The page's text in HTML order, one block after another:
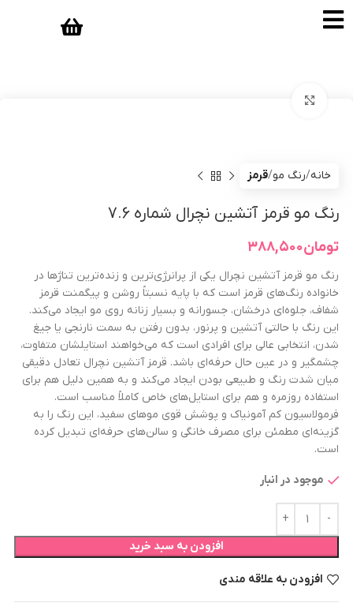
خانه رنگ مو قرمز
رنگ مو قرمز آتشین نچرال شماره 7.6
تومان۳۸۸,۵۰۰
رنگ مو قرمز آتشین نچرال یکی از پرانرژی‌ترین و زنده‌ترین تناژها در
خانواده رنگ‌های قرمز است که با پایه نسبتاً روشن و پیگمنت قرمز
شفاف، جلوه‌ای درخشان، جسورانه و بسیار زنانه روی مو ایجاد می‌کند.
این رنگ با حالتی آتشین و پرنور، بدون رفتن به سمت نارنجی یا جیغ
شدن، انتخابی عالی برای افرادی است که می‌خواهند استایلشان متفاوت،
چشمگیر و در عین حال حرفه‌ای باشد. قرمز آتشین نچرال تعادل دقیقی
میان شدت رنگ و طبیعی بودن ایجاد می‌کند و به همین دلیل هم برای
استفاده روزمره و هم برای استایل‌های خاص کاملاً مناسب است.
فرمولاسیون کم آمونیاک و پوشش قوی موهای سفید، این رنگ را به
گزینه‌ای مطمئن برای مصرف خانگی و سالن‌های حرفه‌ای تبدیل کرده
است.
موجود در انبار
افزودن به سبد خرید
افزودن به علاقه مندی